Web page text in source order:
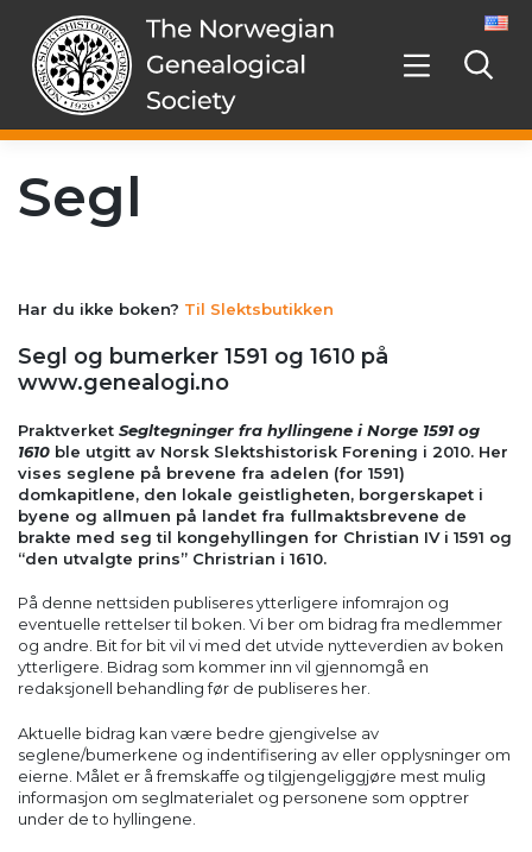
content
Segl
Har du ikke boken? Til Slektsbutikken
Segl og bumerker 1591 og 1610 på
www.genealogi.no
Praktverket Segltegninger fra hyllingene i Norge 1591 og
1610 ble utgitt av Norsk Slektshistorisk Forening i 2010. Her
vises seglene på brevene fra adelen (for 1591)
domkapitlene, den lokale geistligheten, borgerskapet i
byene og allmuen på landet fra fullmaktsbrevene de
brakte med seg til kongehyllingen for Christian IV i 1591 og
“den utvalgte prins” Christrian i 1610.
På denne nettsiden publiseres ytterligere infomrajon og
eventuelle rettelser til boken. Vi ber om bidrag fra medlemmer
og andre. Bit for bit vil vi med det utvide nytteverdien av boken
ytterligere. Bidrag som kommer inn vil gjennomgå en
redaksjonell behandling før de publiseres her.
Aktuelle bidrag kan være bedre gjengivelse av
seglene/bumerkene og indentifisering av eller opplysninger om
eierne. Målet er å fremskaffe og tilgjengeliggjøre mest mulig
informasjon om seglmaterialet og personene som opptrer
under de to hyllingene.